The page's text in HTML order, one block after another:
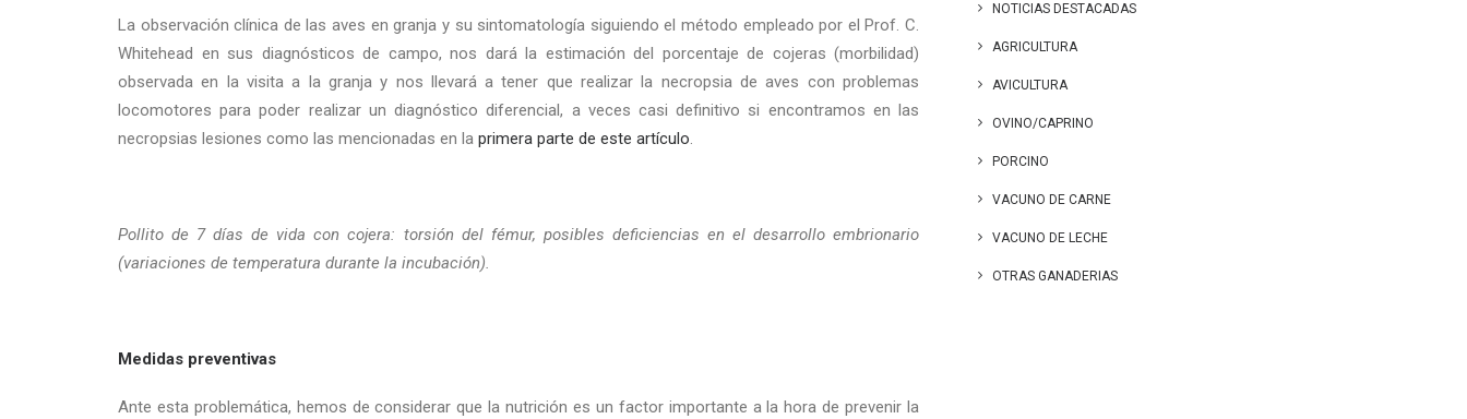
La observación clínica de las aves en granja y su sintomatología siguiendo el método empleado por el Prof. C.
Whitehead en sus diagnósticos de campo, nos dará la estimación del porcentaje de cojeras (morbilidad)
observada en la visita a la granja y nos llevará a tener que realizar la necropsia de aves con problemas
locomotores para poder realizar un diagnóstico diferencial, a veces casi definitivo si encontramos en las
necropsias lesiones como las mencionadas en la primera parte de este artículo.
Pollito de 7 días de vida con cojera: torsión del fémur, posibles deficiencias en el desarrollo embrionario
(variaciones de temperatura durante la incubación).
Medidas preventivas
Ante esta problemática, hemos de considerar que la nutrición es un factor importante a la hora de prevenir la
NOTICIAS DESTACADAS
AGRICULTURA
AVICULTURA
OVINO/CAPRINO
PORCINO
VACUNO DE CARNE
VACUNO DE LECHE
OTRAS GANADERIAS